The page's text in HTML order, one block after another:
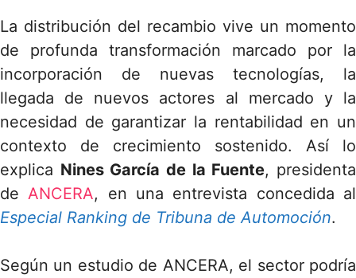
La distribución del recambio vive un momento
de profunda transformación marcado por la
incorporación de nuevas tecnologías, la
llegada de nuevos actores al mercado y la
necesidad de garantizar la rentabilidad en un
contexto de crecimiento sostenido. Así lo
explica Nines García de la Fuente, presidenta
deANCERA, en una entrevista concedida al
Especial Ranking de Tribuna de Automoción.
Según un estudio de ANCERA, el sector podría